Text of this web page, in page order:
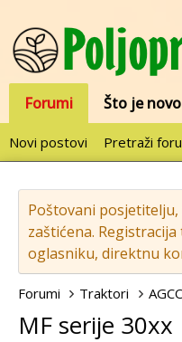
Forumi Što je novo
Novi postovi Pretraži
Poštovani
zaštićena.
oglasniku, direktnu
Forumi Traktori
MF serije 30xx